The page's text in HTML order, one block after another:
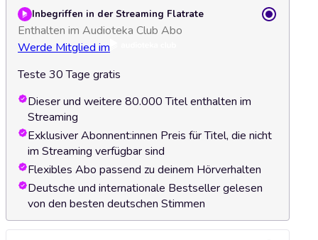
Inbegriffen in der Streaming Flatrate
Enthalten im Audioteka Club Abo
Werde Mitglied im
Teste 30 Tage gratis
Dieser und weitere 80.000 Titel enthalten im
Streaming
Exklusiver Abonnent:innen Preis für Titel, die nicht
im Streaming verfügbar sind
Flexibles Abo passend zu deinem Hörverhalten
Deutsche und internationale Bestseller gelesen
von den besten deutschen Stimmen